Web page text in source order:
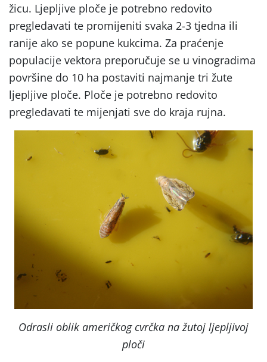
žicu. Ljepljive ploče je potrebno redovito
pregledavati te promijeniti svaka 2-3 tjedna ili
ranije ako se popune kukcima. Za praćenje
populacije vektora preporučuje se u vinogradima
površine do 10 ha postaviti najmanje tri žute
ljepljive ploče. Ploče je potrebno redovito
pregledavati te mijenjati sve do kraja rujna.
Odrasli oblik američkog cvrčka na žutoj ljepljivoj
ploči